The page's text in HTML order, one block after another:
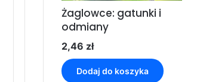
Żaglowce: gatunki i
odmiany
2,46 zł
Dodaj do koszyka